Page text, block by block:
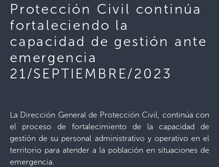
Protección Civil continúa
fortaleciendo la
capacidad de gestión ante
emergencia
21/SEPTIEMBRE/2023
La Dirección General de Protección Civil, continúa con
el proceso de fortalecimiento de la capacidad de
gestión de su personal administrativo y operativo en el
territorio para atender a la población en situaciones de
emergencia.